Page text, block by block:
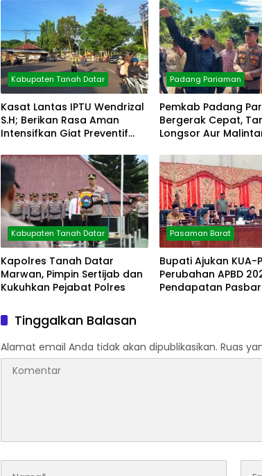
Kabupaten Tanah Datar
Kasat Lantas IPTU Wendrizal
S.H; Berikan Rasa Aman
Intensifkan Giat Preventif
Padang Pariaman
Pemkab Padang
Bergerak Cepat,
Longsor Aur
Kabupaten Tanah Datar
Kapolres Tanah Datar
Marwan, Pimpin Sertijab dan
Kukuhkan Pejabat Polres
Pasaman Barat
Bupati Ajukan KUA-
Perubahan APBD
Pendapatan Pasbar
Tinggalkan Balasan
Alamat email Anda tidak akan dipublikasikan. Ruas